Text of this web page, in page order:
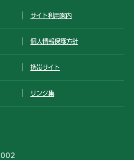
サイト利用案内
個人情報保護方針
携帯サイト
リンク集